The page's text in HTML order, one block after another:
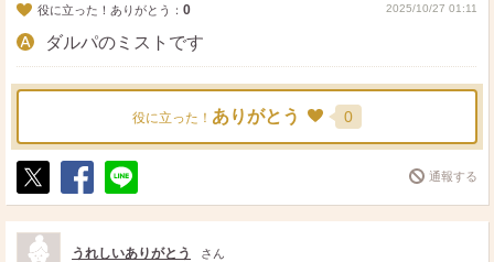
役に立った！ありがとう： 0 2025/10/27 01:11
ダルパのミストです
役に立った！ ありがとう 0
ポ
ス
ト
シ
ェ
送
る
通報する
うれしいありがとう さん